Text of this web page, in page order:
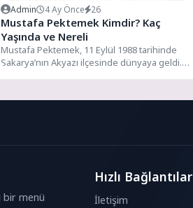
Admin 4 Ay Önce 26
Mustafa Pektemek Kimdir? Kaç
Yaşında ve Nereli
Mustafa Pektemek, 11 Eylül 1988 tarihinde
Sakarya’nın Akyazı ilçesinde dünyaya geldi.
bir menü
Hızlı Bağlantılar
İletişim